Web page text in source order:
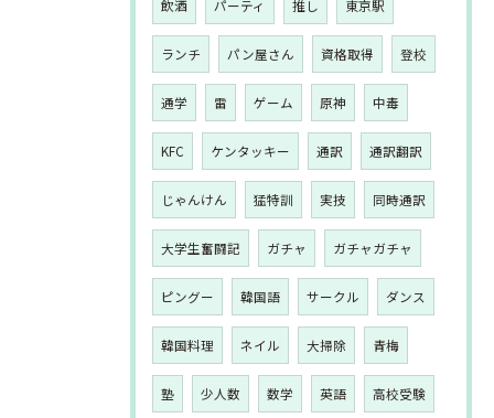
飲酒 パーティ 推し 東京駅
ランチ パン屋さん 資格取得 登校
通学 雷 ゲーム 原神 中毒
KFC ケンタッキー 通訳 通訳翻訳
じゃんけん 猛特訓 実技 同時通訳
大学生奮闘記 ガチャ ガチャガチャ
ピングー 韓国語 サークル ダンス
韓国料理 ネイル 大掃除 青梅
塾 少人数 数学 英語 高校受験